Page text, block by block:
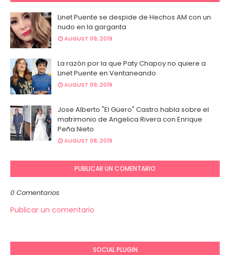
Linet Puente se despide de Hechos AM con un
nudo en la garganta
AUGUST 09, 2019
La razón por la que Paty Chapoy no quiere a
Linet Puente en Ventaneando
AUGUST 09, 2019
Jose Alberto "El Güero" Castro habla sobre el
matrimonio de Angelica Rivera con Enrique
Peña Nieto
AUGUST 08, 2019
PUBLICAR UN COMENTARIO
0 Comentarios
Publicar un comentario
SOCIAL PLUGIN